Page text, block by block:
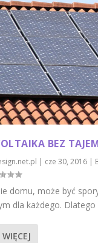
BEZ
| cze 30, 2016 |
domu, może być
dla każdego. Dlatego